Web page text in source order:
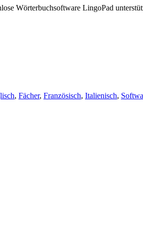
Wörterbuchsoftware LingoPad
, Fächer, Französisch, Italienisch,